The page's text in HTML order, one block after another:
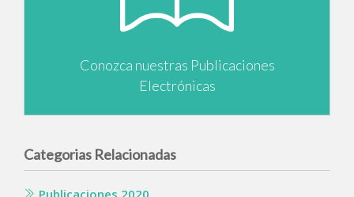
Conozca nuestras Publicaciones
Electrónicas
Categorias Relacionadas
Publicaciones 2020